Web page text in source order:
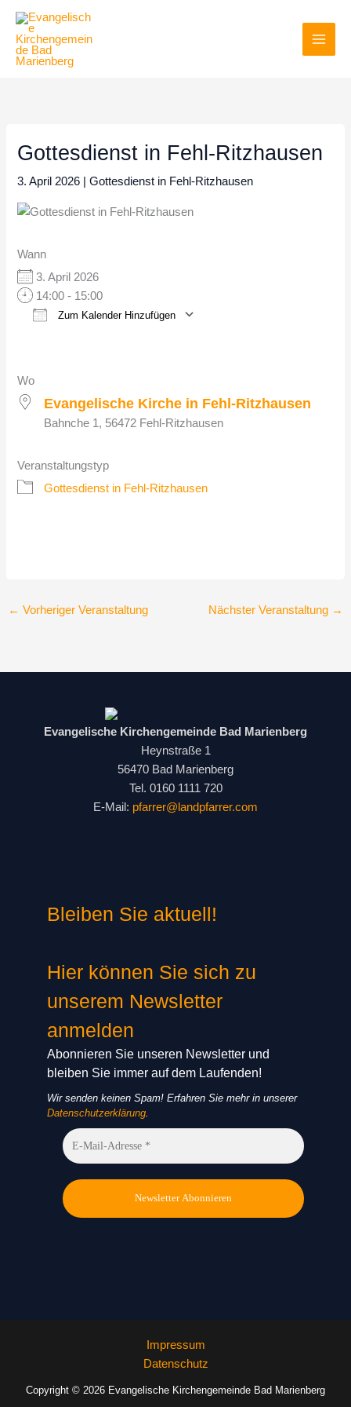
Inhalt
springen
Gottesdienst in Fehl-Ritzhausen
3. April 2026 |Gottesdienst in Fehl-Ritzhausen
Wann
3. April 2026
14:00 - 15:00
Zum Kalender Hinzufügen
Wo
Evangelische Kirche in Fehl-Ritzhausen
Bahnche 1, 56472 Fehl-Ritzhausen
Veranstaltungstyp
Gottesdienst in Fehl-Ritzhausen
← Vorheriger Veranstaltung Nächster Veranstaltung →
Evangelische Kirchengemeinde Bad Marienberg
Heynstraße 1
56470 Bad Marienberg
Tel. 0160 1111 720
E-Mail: pfarrer@landpfarrer.com
Bleiben Sie aktuell!
Hier können Sie sich zu
unserem Newsletter
anmelden
Abonnieren Sie unseren Newsletter und
bleiben Sie immer auf dem Laufenden!
Wir senden keinen Spam! Erfahren Sie mehr in unserer
Datenschutzerklärung
Impressum
Datenschutz
Copyright © 2026 Evangelische Kirchengemeinde Bad Marienberg